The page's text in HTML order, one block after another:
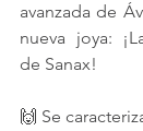
avanzada de
nueva joya:
de Sanax!
🙌 Se